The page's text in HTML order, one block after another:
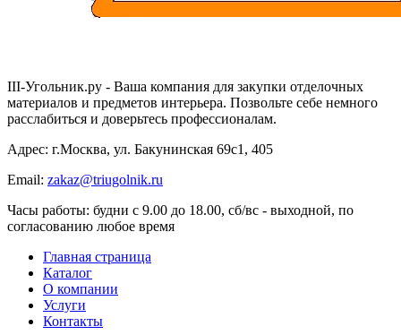
III-Угольник.ру - Ваша компания для закупки отделочных
материалов и предметов интерьера. Позвольте себе немного
расслабиться и доверьтесь профессионалам.
Адрес: г.Москва, ул. Бакунинская 69с1, 405
Email: zakaz@triugolnik.ru
Часы работы: будни с 9.00 до 18.00, сб/вс - выходной, по
согласованию любое время
Главная страница
Каталог
О компании
Услуги
Контакты